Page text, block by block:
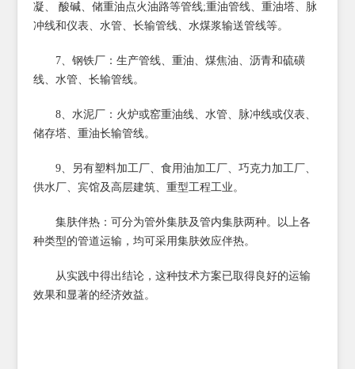
凝、 酸碱、储重油点火油路等管线;重油管线、重油塔、脉
冲线和仪表、水管、长输管线、水煤浆输送管线等。
7、钢铁厂：生产管线、重油、煤焦油、沥青和硫磺
线、水管、长输管线。
8、水泥厂：火炉或窑重油线、水管、脉冲线或仪表、
储存塔、重油长输管线。
9、另有塑料加工厂、食用油加工厂、巧克力加工厂、
供水厂、宾馆及高层建筑、重型工程工业。
集肤伴热：可分为管外集肤及管内集肤两种。以上各
种类型的管道运输，均可采用集肤效应伴热。
从实践中得出结论，这种技术方案已取得良好的运输
效果和显著的经济效益。